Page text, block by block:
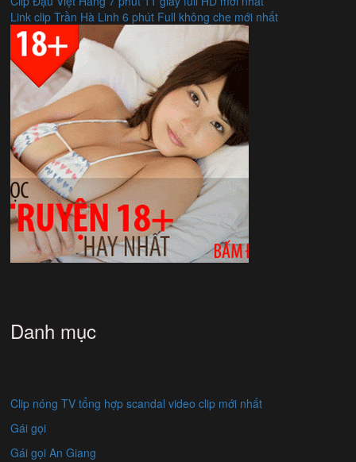
Link clip Trần Hà Linh 6 phút Full không che mới nhất
Danh mục
Clip nóng TV tổng hợp scandal video clip mới nhất
Gái gọi
Gái gọi An Giang